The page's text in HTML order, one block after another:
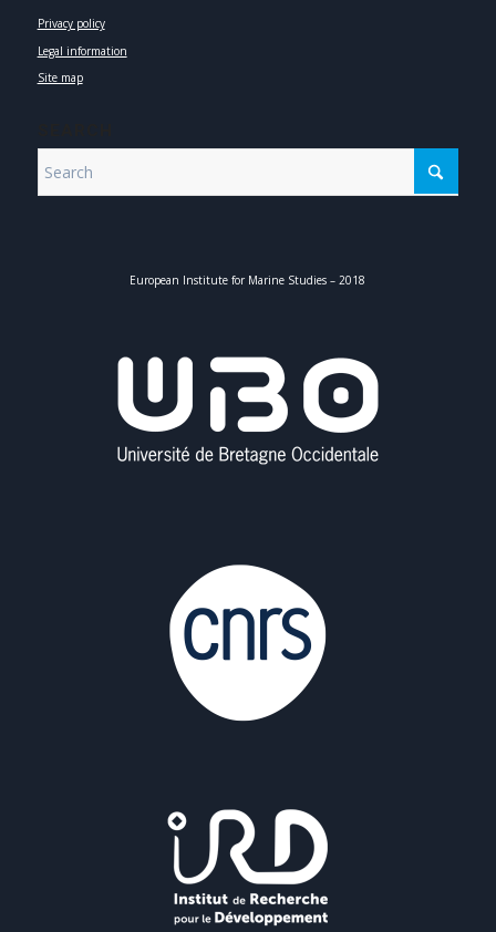
Privacy policy
Legal information
Site map
European Institute for Marine Studies – 2018